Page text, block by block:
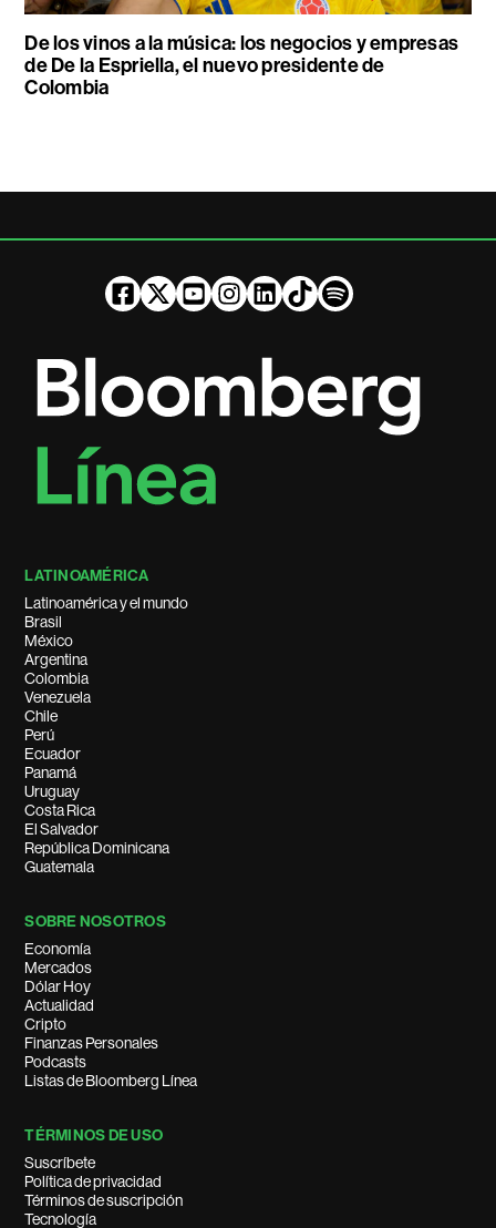
De los vinos a la música: los negocios y empresas
de De la Espriella, el nuevo presidente de
Colombia
LATINOAMÉRICA
Latinoamérica y el mundo
Brasil
México
Argentina
Colombia
Venezuela
Chile
Perú
Ecuador
Panamá
Uruguay
Costa Rica
El Salvador
República Dominicana
Guatemala
SOBRE NOSOTROS
Economía
Mercados
Dólar Hoy
Actualidad
Cripto
Finanzas Personales
Podcasts
Listas de Bloomberg Línea
TÉRMINOS DE USO
Suscríbete
Política de privacidad
Términos de suscripción
Tecnología